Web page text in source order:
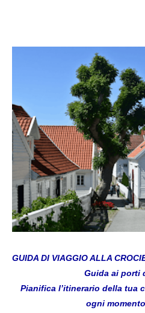
GUIDA DI VIAGGIO ALLA
Guida ai porti
Pianifica l’itinerario della tua
ogni